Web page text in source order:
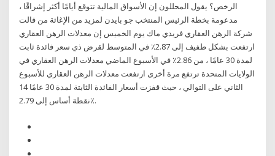
الرخص؟ يقول المحللون إن الأسواق المالية تتوقع أيامًا أكثر إشراقًا ،
مدعومة بخطة الرئيس المنتخب جو بايدن لمزيد من الإغاثة من قالت
شركة الرهن العقاري فريدي ماك يوم الخميس إن معدلات الرهن العقاري
ارتفعت بشكل طفيف إلى 2.87٪ في المتوسط لقرض ذي سعر فائدة ثابت
لمدة 30 عامًا ، من 2.86٪ في الأسبوع الماضي معدلات الرهن العقاري في
الولايات المتحدة ترتفع مرة أخرى ارتفعت معدلات الرهن العقاري للأسبوع
الثاني على التوالي ، حيث قفزت أسعار الفائدة الثابتة لمدة 30 عامًا 14
نقطة أساس إلى 2.79٪.